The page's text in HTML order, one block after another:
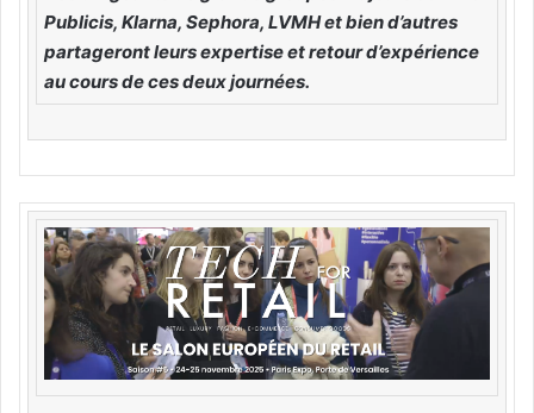
Publicis, Klarna, Sephora, LVMH et bien d’autres
partageront leurs expertise et retour d’expérience
au cours de ces deux journées.